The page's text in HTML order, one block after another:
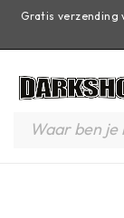
Gratis